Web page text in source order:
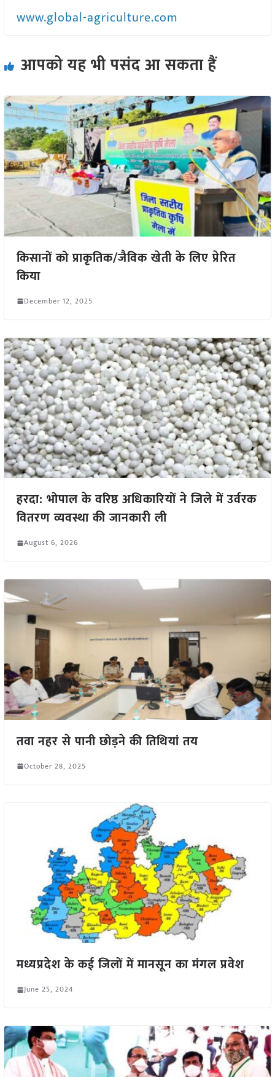
www.global-agriculture.com
आपको यह भी पसंद आ सकता हैं
किसानों को प्राकृतिक/जैविक खेती के लिए प्रेरित
किया
December 12, 2025
हरदा: भोपाल के वरिष्ठ अधिकारियों ने जिले में उर्वरक
वितरण व्यवस्था की जानकारी ली
August 6, 2026
तवा नहर से पानी छोड़ने की तिथियां तय
October 28, 2025
मध्यप्रदेश के कई जिलों में मानसून का मंगल प्रवेश
June 25, 2024